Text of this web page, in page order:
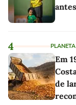
4 PLANETA
Em
de